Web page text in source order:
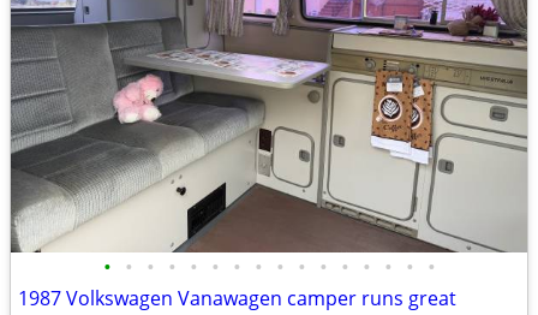
• • • • • • • • • • • • • • • •
1987 Volkswagen Vanawagen camper runs great